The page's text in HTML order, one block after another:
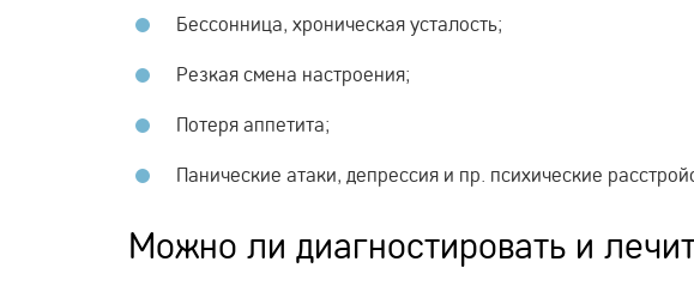
Бессонница, хроническая усталость;
Резкая смена настроения;
Потеря аппетита;
Панические атаки, депрессия и пр. психические
Можно ли диагностировать и